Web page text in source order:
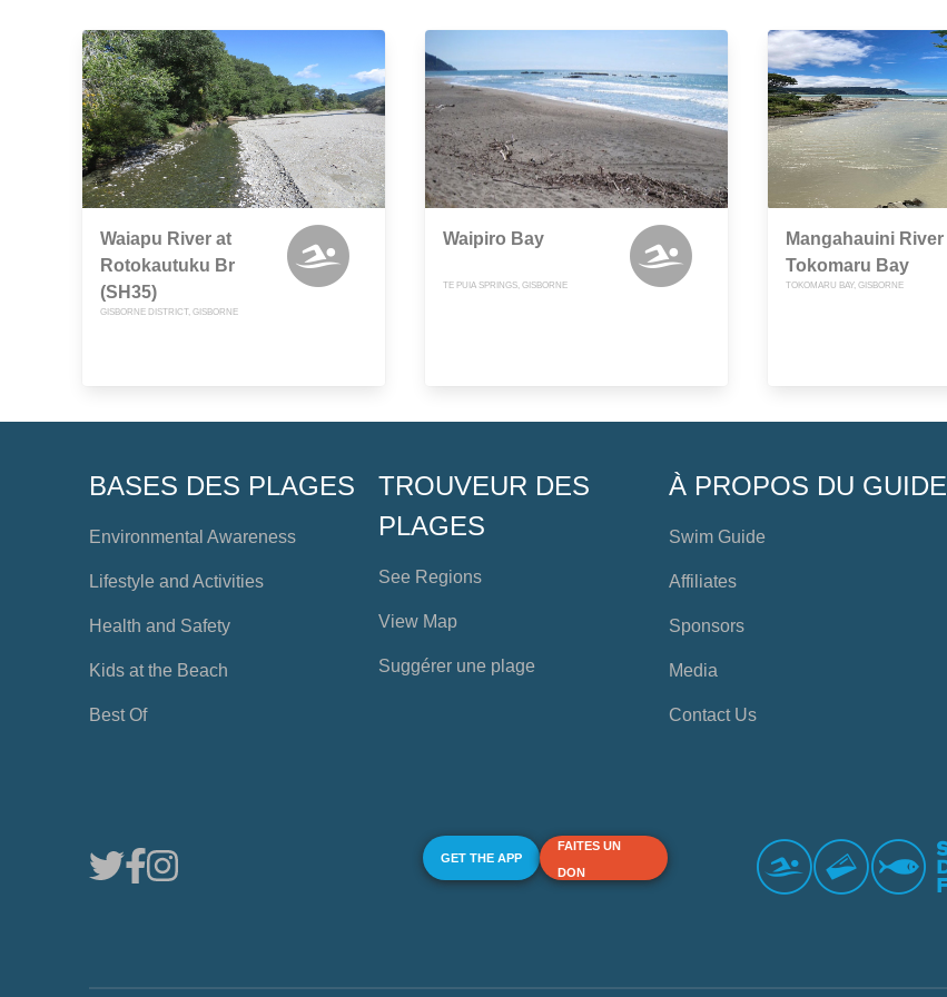
Waiapu River at
Rotokautuku Br
(SH35)
GISBORNE DISTRICT, GISBORNE
Waipiro Bay
TE PUIA SPRINGS, GISBORNE
Mangahauini River
Tokomaru Bay
TOKOMARU BAY, GISBORNE
BASES DES PLAGES
Environmental Awareness
Lifestyle and Activities
Health and Safety
Kids at the Beach
Best Of
TROUVEUR DES
PLAGES
See Regions
View Map
Suggérer une plage
À PROPOS DU GUIDE
Swim Guide
Affiliates
Sponsors
Media
Contact Us
GET THE APP
FAITES UN
DON